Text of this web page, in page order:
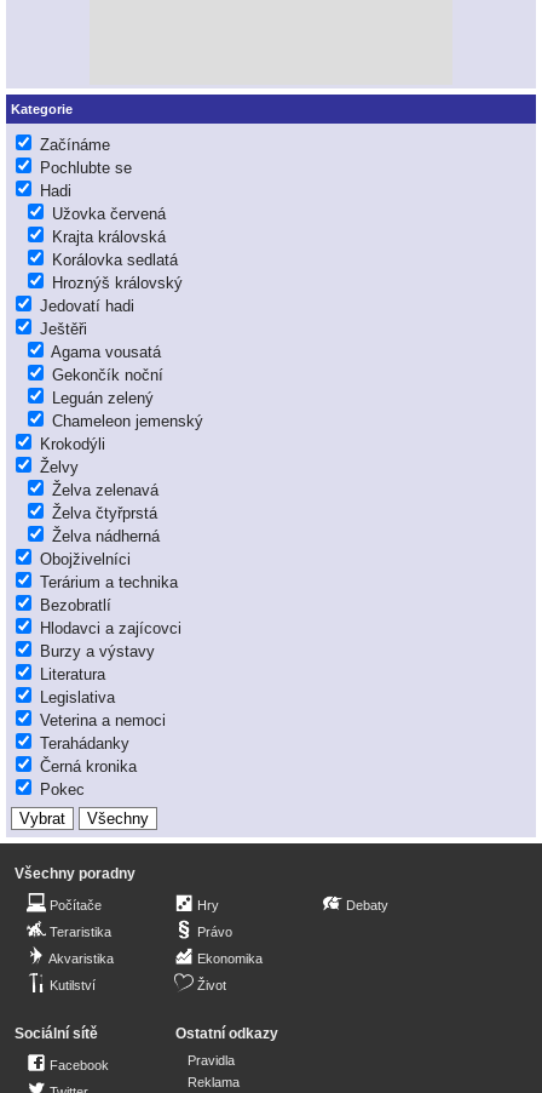
Kategorie
Začínáme
Pochlubte se
Hadi
Užovka červená
Krajta královská
Korálovka sedlatá
Hroznýš královský
Jedovatí hadi
Ještěři
Agama vousatá
Gekončík noční
Leguán zelený
Chameleon jemenský
Krokodýli
Želvy
Želva zelenavá
Želva čtyřprstá
Želva nádherná
Obojživelníci
Terárium a technika
Bezobratlí
Hlodavci a zajícovci
Burzy a výstavy
Literatura
Legislativa
Veterina a nemoci
Terahádanky
Černá kronika
Pokec
Všechny poradny
Počítače
Teraristika
Akvaristika
Kutilství
Hry
Právo
Ekonomika
Život
Debaty
Sociální sítě
Facebook
Ostatní odkazy
Pravidla
Reklama